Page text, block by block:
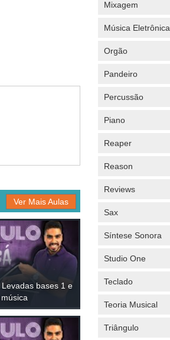
Ver Mais Aulas
bases 1 e
Mixagem
Música Eletrônica
Orgão
Pandeiro
Percussão
Piano
Reaper
Reason
Reviews
Sax
Síntese Sonora
Studio One
Teclado
Teoria Musical
Triângulo